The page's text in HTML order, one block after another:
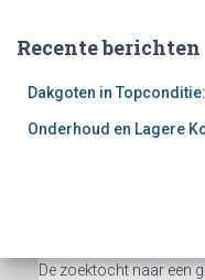
Recente berichten
Dakgoten in
Onderhoud en Lagere
De zoektocht naar een